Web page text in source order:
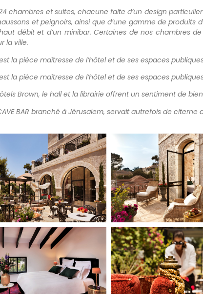
chambres et suites, chacune faite d’un design
et peignoirs, ainsi que d’une gamme de produits
débit et d’un minibar. Certaines de nos chambres
la ville.
la pièce maîtresse de l’hôtel et de ses espaces
la pièce maîtresse de l’hôtel et de ses espaces
Brown, le hall et la librairie offrent un sentiment de
BAR branché à Jérusalem, servait autrefois de citerne